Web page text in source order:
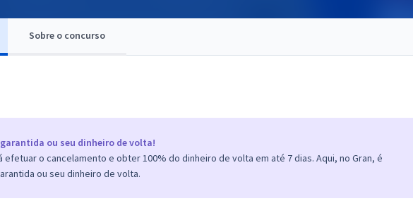
Sobre o concurso
ou seu dinheiro de volta!
efetuar o cancelamento e obter 100% do dinheiro de volta em até 7 dias. Aqui, no Gran, é
ou seu dinheiro de volta.